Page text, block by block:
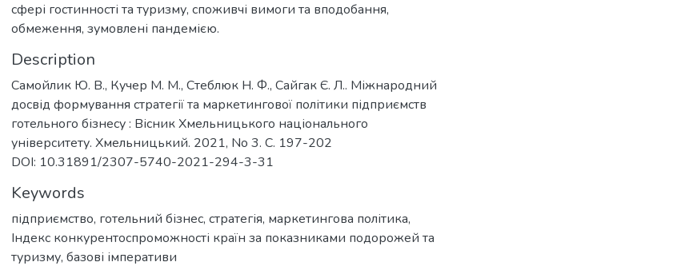
сфері гостинності та туризму, споживчі вимоги та вподобання,
обмеження, зумовлені пандемією.
Description
Самойлик Ю. В., Кучер М. М., Стеблюк Н. Ф., Сайгак Є. Л.. Міжнародний
досвід формування стратегії та маркетингової політики підприємств
готельного бізнесу : Вісник Хмельницького національного
університету. Хмельницький. 2021, No 3. С. 197-202
DOI: 10.31891/2307-5740-2021-294-3-31
Keywords
підприємство, готельний бізнес, стратегія, маркетингова політика,
Індекс конкурентоспроможності країн за показниками подорожей та
туризму, базові імперативи